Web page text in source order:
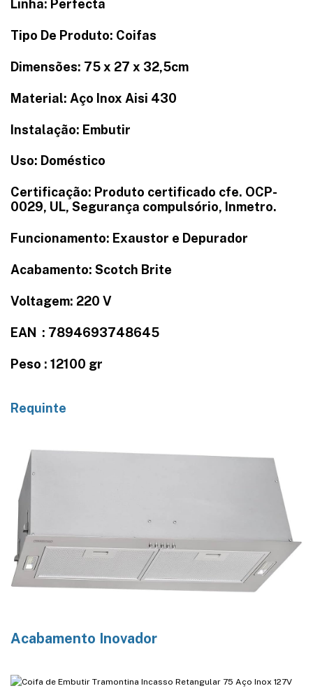
Linha: Perfecta
Tipo De Produto: Coifas
Dimensões: 75 x 27 x 32,5cm
Material: Aço Inox Aisi 430
Instalação: Embutir
Uso: Doméstico
Certificação: Produto certificado cfe. OCP-
0029, UL, Segurança compulsório, Inmetro.
Funcionamento: Exaustor e Depurador
Acabamento: Scotch Brite
Voltagem: 220 V
EAN : 7894693748645
Peso : 12100 gr
Requinte
Acabamento Inovador